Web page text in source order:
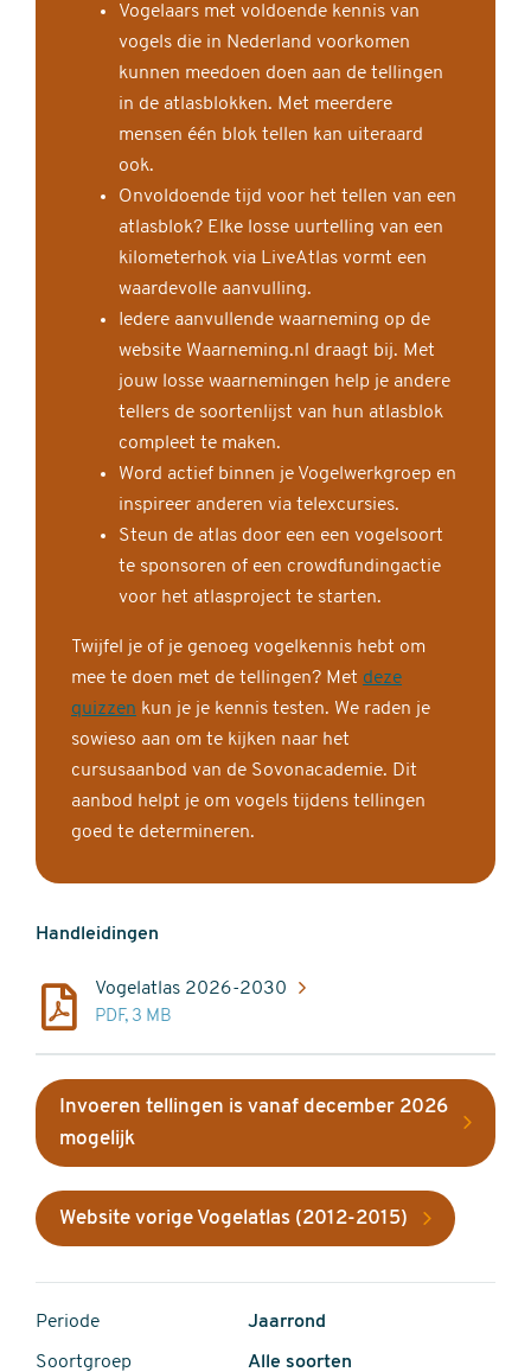
Vogelaars met voldoende kennis van
vogels die in Nederland voorkomen
kunnen meedoen doen aan de tellingen
in de atlasblokken. Met meerdere
mensen één blok tellen kan uiteraard
ook.
Onvoldoende tijd voor het tellen van een
atlasblok? Elke losse uurtelling van een
kilometerhok via LiveAtlas vormt een
waardevolle aanvulling.
Iedere aanvullende waarneming op de
website Waarneming.nl draagt bij. Met
jouw losse waarnemingen help je andere
tellers de soortenlijst van hun atlasblok
compleet te maken.
Word actief binnen je Vogelwerkgroep en
inspireer anderen via telexcursies.
Steun de atlas door een een vogelsoort
te sponsoren of een crowdfundingactie
voor het atlasproject te starten.
Twijfel je of je genoeg vogelkennis hebt om
mee te doen met de tellingen? Met deze
quizzen kun je je kennis testen. We raden je
sowieso aan om te kijken naar het
cursusaanbod van de Sovonacademie. Dit
aanbod helpt je om vogels tijdens tellingen
goed te determineren.
Handleidingen
Vogelatlas 2026-2030
PDF, 3 MB
Invoeren tellingen is vanaf december 2026
mogelijk
Website vorige Vogelatlas (2012-2015)
Periode Jaarrond
Soortgroep Alle soorten